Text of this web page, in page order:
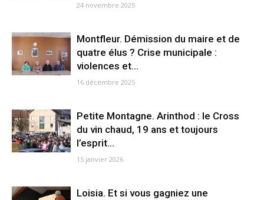
24 novembre 2025
Montfleur. Démission du maire et de
quatre élus ? Crise municipale :
violences et...
16 décembre 2025
Petite Montagne. Arinthod : le Cross
du vin chaud, 19 ans et toujours
l’esprit...
15 janvier 2026
Loisia. Et si vous gagniez une